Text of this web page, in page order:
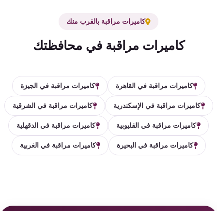
كاميرات مراقبة بالقرب منك
كاميرات مراقبة في محافظتك
كاميرات مراقبة في القاهرة كاميرات مراقبة في الجيزة
كاميرات مراقبة في الإسكندرية كاميرات مراقبة في الشرقية
كاميرات مراقبة في القليوبية كاميرات مراقبة في الدقهلية
كاميرات مراقبة في البحيرة كاميرات مراقبة في الغربية